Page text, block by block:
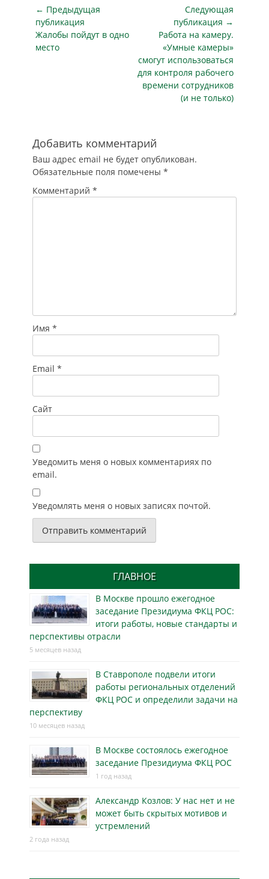
перейти к
активной…
пишет ТАСС. В
состав президиума
вошли премьер-
министр РФ
Михаил Мишустин,
Дмитрий
Григоренко,
зампреды
правительства
Виктория
Абрамченко, Юрий
Навигация
по
записям
← Предыдущая
публикация
Предыдущая
публикация
Жалобы пойдут в одно
место
Следующая
публикация →
Следующая
публикация
Работа на камеру.
«Умные камеры»
смогут использоваться
для контроля рабочего
времени сотрудников
(и не только)
Добавить комментарий
Ваш адрес email не будет опубликован.
Обязательные поля помечены *
Комментарий *
Имя *
Email *
Сайт
Уведомить меня о новых комментариях по
email.
Уведомлять меня о новых записях почтой.
ГЛАВНОЕ
В Москве прошло ежегодное
заседание Президиума ФКЦ РОС:
итоги работы, новые стандарты и
перспективы отрасли
5 месяцев назад
В Ставрополе подвели итоги
работы региональных отделений
ФКЦ РОС и определили задачи на
перспективу
10 месяцев назад
В Москве состоялось ежегодное
заседание Президиума ФКЦ РОС
1 год назад
Александр Козлов: У нас нет и не
может быть скрытых мотивов и
устремлений
2 года назад